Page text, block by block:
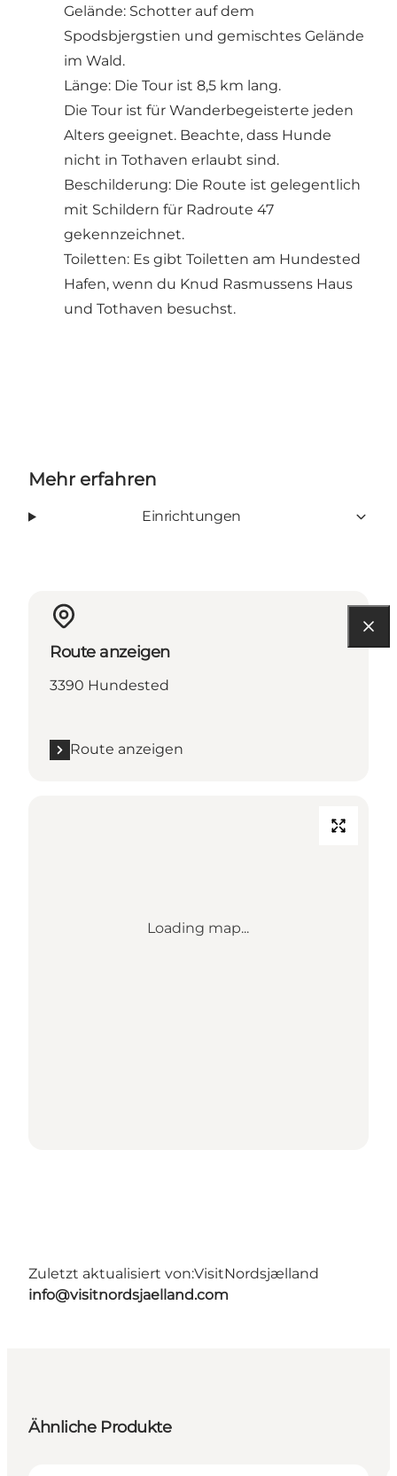
Gelände: Schotter auf dem
Spodsbjergstien und gemischtes Gelände
im Wald.
Länge: Die Tour ist 8,5 km lang.
Die Tour ist für Wanderbegeisterte jeden
Alters geeignet. Beachte, dass Hunde
nicht in Tothaven erlaubt sind.
Beschilderung: Die Route ist gelegentlich
mit Schildern für Radroute 47
gekennzeichnet.
Toiletten: Es gibt Toiletten am Hundested
Hafen, wenn du Knud Rasmussens Haus
und Tothaven besuchst.
Mehr erfahren
Einrichtungen
Route anzeigen
3390 Hundested
Route anzeigen
Loading map...
Zuletzt aktualisiert von:VisitNordsjælland
info@visitnordsjaelland.com
Ähnliche Produkte